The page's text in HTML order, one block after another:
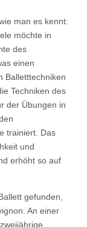
man es kennt:
möchte in
des
einen
Balletttechniken
Techniken des
der Übungen in
trainiert. Das
und
erhöht so auf
gefunden,
An einer